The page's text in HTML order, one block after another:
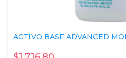
ACTIVO BASF ADVANCED